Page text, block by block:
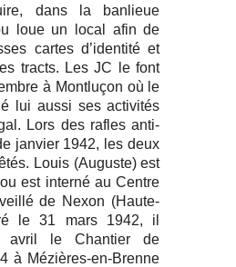
dans la banlieue
loue un local afin de
cartes d’identité et
tracts. Les JC le font
à Montluçon où le
lui aussi ses activités
Lors des rafles anti-
janvier 1942, les deux
Louis (Auguste) est
est interné au Centre
de Nexon (Haute-
le 31 mars 1942, il
avril le Chantier de
à Mézières-en-Brenne